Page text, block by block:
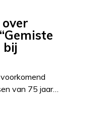
bij
van 75 jaar…